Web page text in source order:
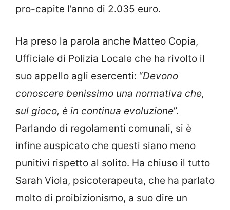
pro-capite l’anno di 2.035 euro.
Ha preso la parola anche Matteo Copia,
Ufficiale di Polizia Locale che ha rivolto il
suo appello agli esercenti: “Devono
conoscere benissimo una normativa che,
sul gioco, è in continua evoluzione”.
Parlando di regolamenti comunali, si è
infine auspicato che questi siano meno
punitivi rispetto al solito. Ha chiuso il tutto
Sarah Viola, psicoterapeuta, che ha parlato
molto di proibizionismo, a suo dire un